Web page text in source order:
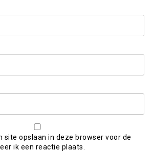
site opslaan in deze browser voor de
ik een reactie plaats.